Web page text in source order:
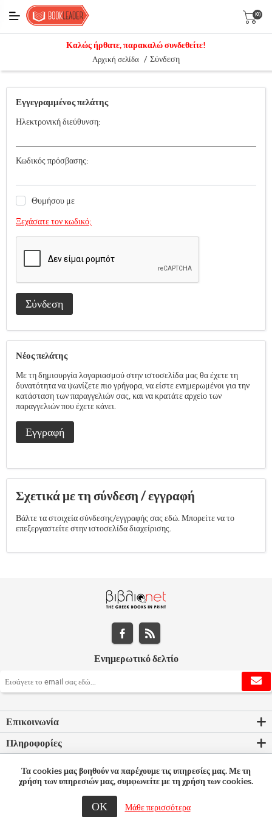
(0)
Καλώς ήρθατε, παρακαλώ συνδεθείτε!
Αρχική σελίδα / Σύνδεση
Εγγεγραμμένος πελάτης
Ηλεκτρονική διεύθυνση:
Κωδικός πρόσβασης:
Θυμήσου με
Ξεχάσατε τον κωδικό;
Σύνδεση
Νέος πελάτης
Με τη δημιουργία λογαριασμού στην ιστοσελίδα μας θα έχετε τη
δυνατότητα να ψωνίζετε πιο γρήγορα, να είστε ενημερωμένοι για την
κατάσταση των παραγγελιών σας, και να κρατάτε αρχείο των
παραγγελιών που έχετε κάνει.
Εγγραφή
Σχετικά με τη σύνδεση / εγγραφή
Βάλτε τα στοιχεία σύνδεσης/εγγραφής σας εδώ. Μπορείτε να το
επεξεργαστείτε στην ιστοσελίδα διαχείρισης.
Ενημερωτικό δελτίο
Επικοινωνία
Πληροφορίες
Ο λογαριασμός μου
© 2026 Bookleader
Τα cookies μας βοηθούν να παρέχουμε τις υπηρεσίες μας. Με τη
χρήση των υπηρεσιών μας, συμφωνείτε με τη χρήση των cookies.
ΟΚ Μάθε περισσότερα